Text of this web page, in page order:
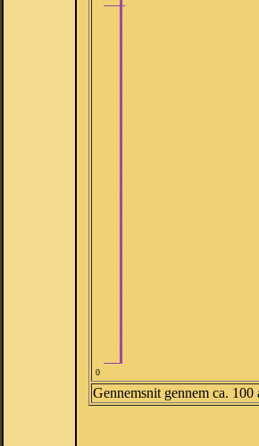
0
Gennemsnit gennem ca.